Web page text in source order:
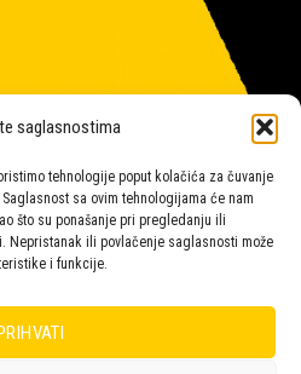
saglasnostima
tehnologije poput kolačića za čuvanje
sa ovim tehnologijama će nam
što su ponašanje pri pregledanju ili
Nepristanak ili povlačenje saglasnosti može
i funkcije.